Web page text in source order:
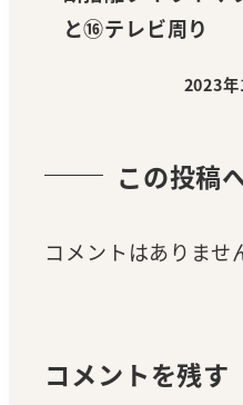
と⑯テレビ周り
投稿日
2023
この投稿
コメントはありませ
コメントを残す